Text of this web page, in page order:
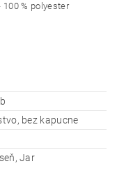
100 % polyester
bez kapucne
Jar